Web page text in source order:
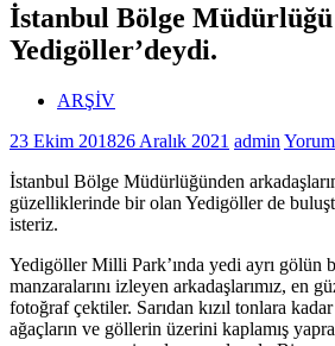
İstanbul Bölge Müdürlüğü
Yedigöller’deydi.
ARŞİV
23 Ekim 201826 Aralık 2021 admin Yorum
İstanbul Bölge Müdürlüğünden
güzelliklerinde bir olan Yedigöller de
isteriz.
Yedigöller Milli Park’ında yedi ayrı gölün
manzaralarını izleyen arkadaşlarımız, en
fotoğraf çektiler. Sarıdan kızıl tonlara
ağaçların ve göllerin üzerini kaplamış